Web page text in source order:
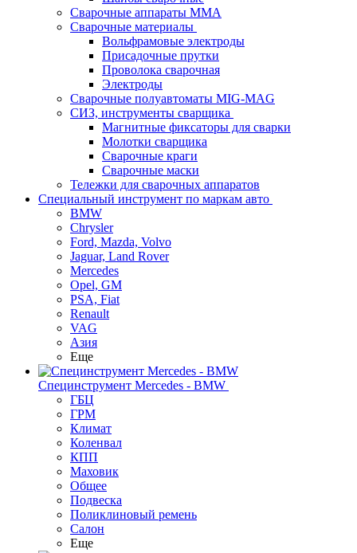
Сварочные аппараты MMA
Сварочные материалы
Вольфрамовые электроды
Присадочные прутки
Проволока сварочная
Электроды
Сварочные полуавтоматы MIG-MAG
СИЗ, инструменты сварщика
Магнитные фиксаторы для сварки
Молотки сварщика
Сварочные краги
Сварочные маски
Тележки для сварочных аппаратов
Специальный инструмент по маркам авто
BMW
Chrysler
Ford, Mazda, Volvo
Jaguar, Land Rover
Mercedes
Opel, GM
PSA, Fiat
Renault
VAG
Азия
Еще
Специнструмент Mercedes - BMW
ГБЦ
ГРМ
Климат
Коленвал
КПП
Маховик
Общее
Подвеска
Поликлиновый ремень
Салон
Еще